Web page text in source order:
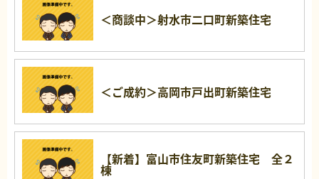
＜商談中＞射水市二口町新築住宅
＜ご成約＞高岡市戸出町新築住宅
【新着】富山市住友町新築住宅 全２
棟